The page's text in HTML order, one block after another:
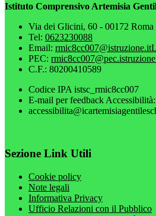
Istituto Comprensivo Artemisia
Via dei Glicini, 60 - 00172
Tel: 0623230088
Email: rmic8cc007@istruzione.it
PEC:
C.F.: 80200410589
Codice IPA istsc_rmic8cc007
E-mail per feedback Accessibilità:
Sezione Link Utili
Cookie policy
Note legali
Informativa Privacy
Ufficio Relazioni con il Pubblico